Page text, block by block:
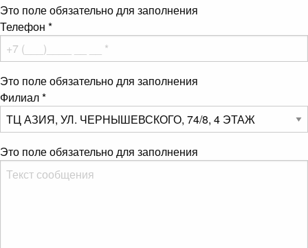
Это поле обязательно для заполнения
Телефон *
Это поле обязательно для заполнения
Филиал*
Это поле обязательно для заполнения